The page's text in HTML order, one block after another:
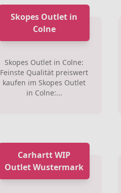
Skopes Outlet in
Colne
Skopes Outlet in Colne:
Feinste Qualität preiswert
kaufen im Skopes Outlet
in Colne:...
Carhartt WIP
Outlet Wustermark